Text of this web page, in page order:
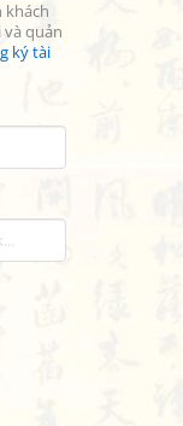
khách
quản
ký tài